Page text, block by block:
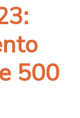
500